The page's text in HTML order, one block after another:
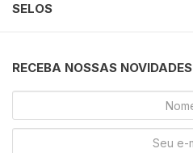
SELOS
RECEBA NOSSAS NOVIDADES